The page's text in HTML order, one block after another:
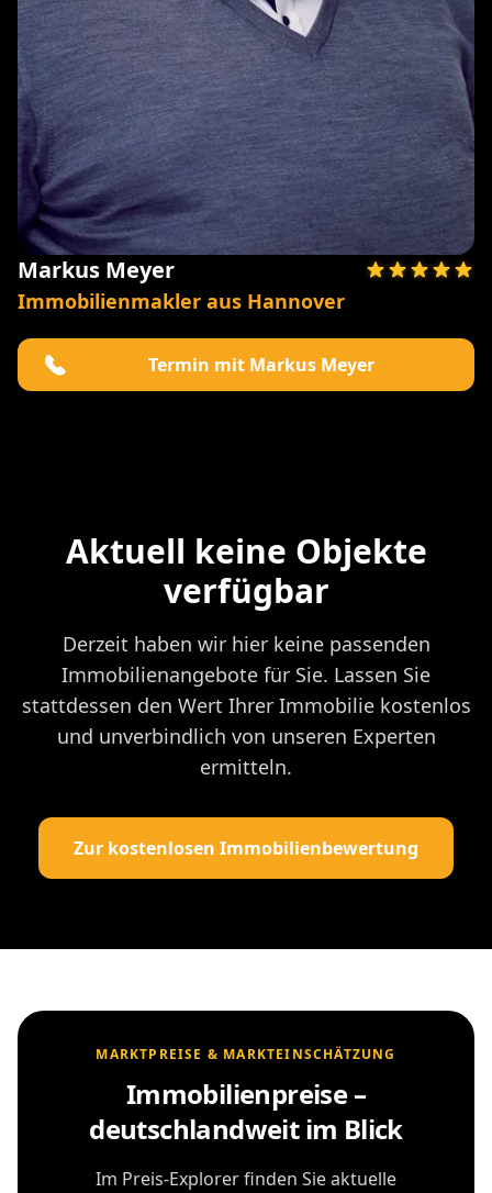
Markus Meyer
Immobilienmakler aus Hannover
Termin mit Markus Meyer
Aktuell keine Objekte
verfügbar
Derzeit haben wir hier keine passenden
Immobilienangebote für Sie. Lassen Sie
stattdessen den Wert Ihrer Immobilie kostenlos
und unverbindlich von unseren Experten
ermitteln.
Zur kostenlosen Immobilienbewertung
MARKTPREISE & MARKTEINSCHÄTZUNG
Immobilienpreise –
deutschlandweit im Blick
Im Preis-Explorer finden Sie aktuelle